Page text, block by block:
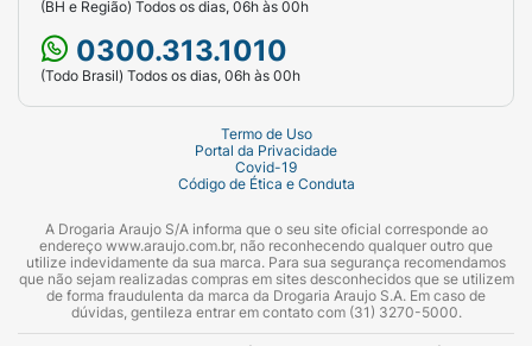
(BH e Região) Todos os dias, 06h às 00h
0300.313.1010
(Todo Brasil) Todos os dias, 06h às 00h
Termo de Uso
Portal da Privacidade
Covid-19
Código de Ética e Conduta
A Drogaria Araujo S/A informa que o seu site oficial corresponde ao
endereço www.araujo.com.br, não reconhecendo qualquer outro que
utilize indevidamente da sua marca. Para sua segurança recomendamos
que não sejam realizadas compras em sites desconhecidos que se utilizem
de forma fraudulenta da marca da Drogaria Araujo S.A. Em caso de
dúvidas, gentileza entrar em contato com (31) 3270-5000.